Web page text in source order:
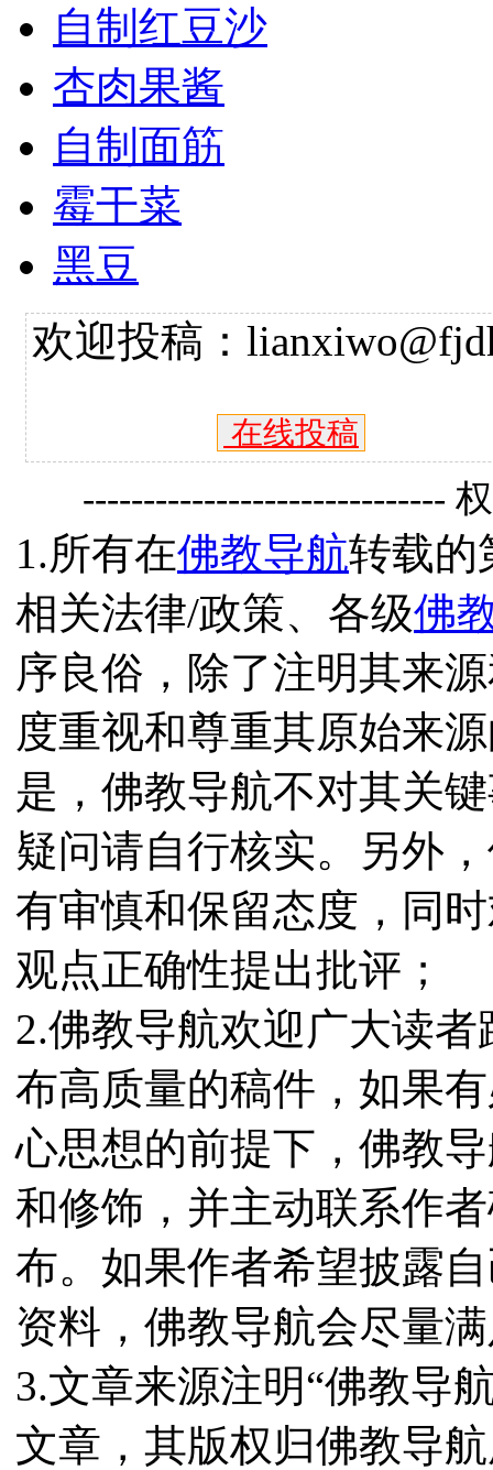
自制红豆沙
杏肉果酱
自制面筋
霉干菜
黑豆
欢迎投稿：
在线投稿
------------------------------
1.所有在佛教导航转载的
相关法律/政策、各级佛
序良俗，除了注明其来
度重视和尊重其原始来
是，佛教导航不对其关
疑问请自行核实。另外
有审慎和保留态度，同
观点正确性提出批评；
2.佛教导航欢迎广大读
布高质量的稿件，如果
心思想的前提下，佛教
和修饰，并主动联系作
布。如果作者希望披露
资料，佛教导航会尽量
3.文章来源注明“佛教导
文章，其版权归佛教导